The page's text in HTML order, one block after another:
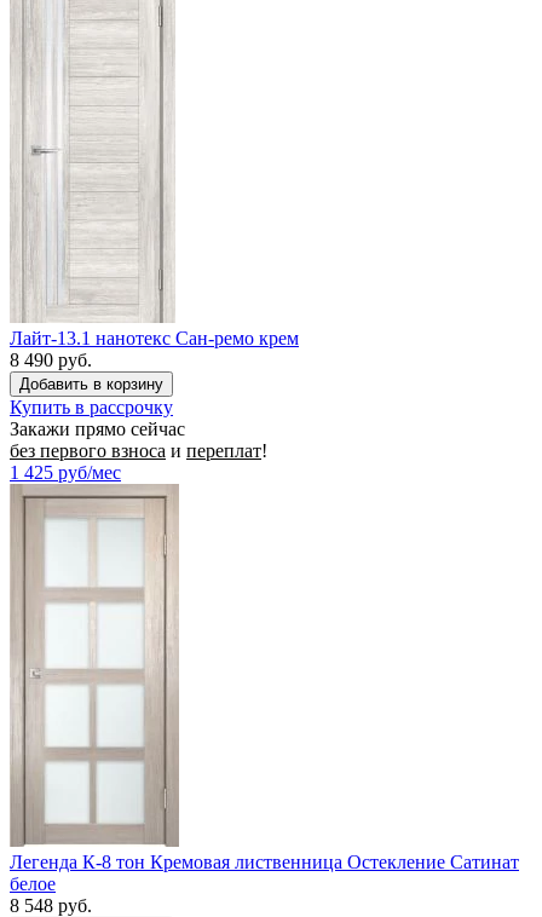
Лайт-13.1 нанотекс Сан-ремо крем
8 490 руб.
Купить в рассрочку
Закажи прямо сейчас
без первого взноса и переплат!
1 425 руб/мес
Легенда К-8 тон Кремовая лиственница Остекление Сатинат
белое
8 548 руб.